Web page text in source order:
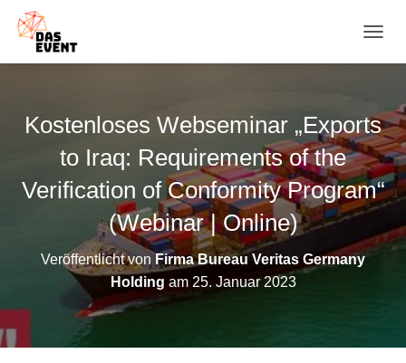
A
G
A
T
I
O
N
M
S
Kostenloses Webseminar „Exports
to Iraq: Requirements of the
Verification of Conformity Program“
(Webinar | Online)
Veröffentlicht vonFirma Bureau Veritas Germany
Holding am 25. Januar 2023